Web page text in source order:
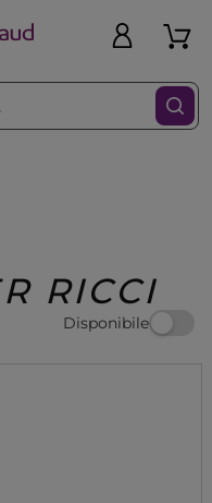
RICCI
Disponibile
Filtra